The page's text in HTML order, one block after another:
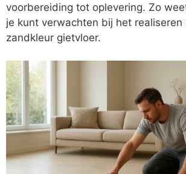
voorbereiding tot oplevering. Zo
je kunt verwachten bij het realiseren
zandkleur gietvloer.